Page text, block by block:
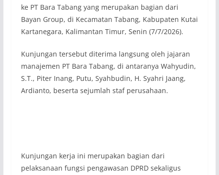
ke PT Bara Tabang yang merupakan bagian dari
Bayan Group, di Kecamatan Tabang, Kabupaten Kutai
Kartanegara, Kalimantan Timur, Senin (7/7/2026).
Kunjungan tersebut diterima langsung oleh jajaran
manajemen PT Bara Tabang, di antaranya Wahyudin,
S.T., Piter Inang, Putu, Syahbudin, H. Syahri Jaang,
Ardianto, beserta sejumlah staf perusahaan.
Kunjungan kerja ini merupakan bagian dari
pelaksanaan fungsi pengawasan DPRD sekaligus